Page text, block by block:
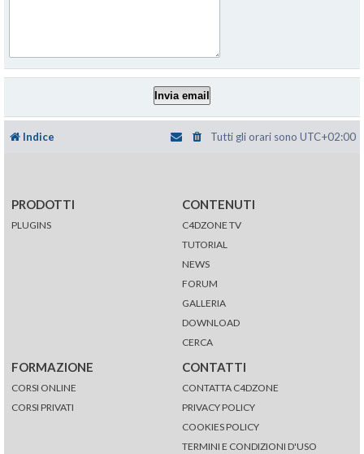
Indice Tutti gli orari sono UTC+02:00
PRODOTTI
PLUGINS
CONTENUTI
C4DZONE TV
TUTORIAL
NEWS
FORUM
GALLERIA
DOWNLOAD
CERCA
FORMAZIONE
CORSI ONLINE
CORSI PRIVATI
CONTATTI
CONTATTA C4DZONE
PRIVACY POLICY
COOKIES POLICY
TERMINI E CONDIZIONI D'USO